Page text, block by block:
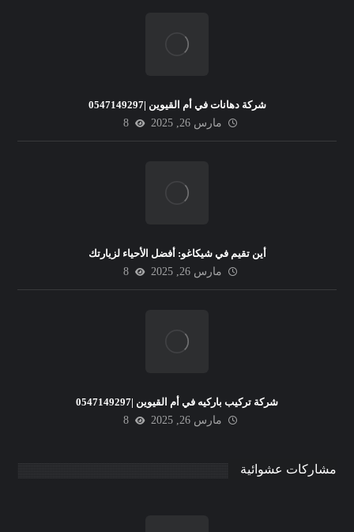
شركة دهانات في أم القيوين |0547149297
مارس 26, 2025
8
أين تقيم في شيكاغو: أفضل الأحياء لزيارتك
مارس 26, 2025
8
شركة تركيب باركيه في أم القيوين |0547149297
مارس 26, 2025
8
مشاركات عشوائية